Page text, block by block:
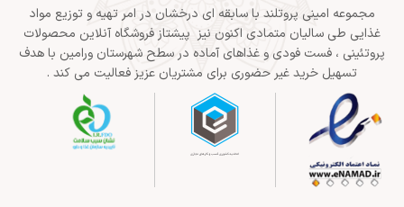
مجموعه امینی پروتلند با سابقه ای درخشان در امر تهیه و توزیع مواد
غذایی طی سالیان متمادی اکنون نیز پیشتاز فروشگاه آنلاین محصولات
پروتئینی ، فست فودی و غذاهای آماده در سطح شهرستان ورامین با هدف
تسهیل خرید غیر حضوری برای مشتریان عزیز فعالیت می کند .